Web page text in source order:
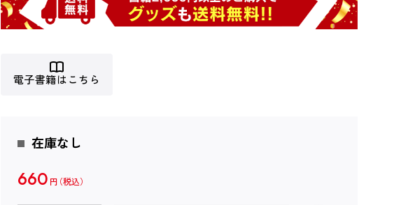
電子書籍はこちら
在庫なし
660 円